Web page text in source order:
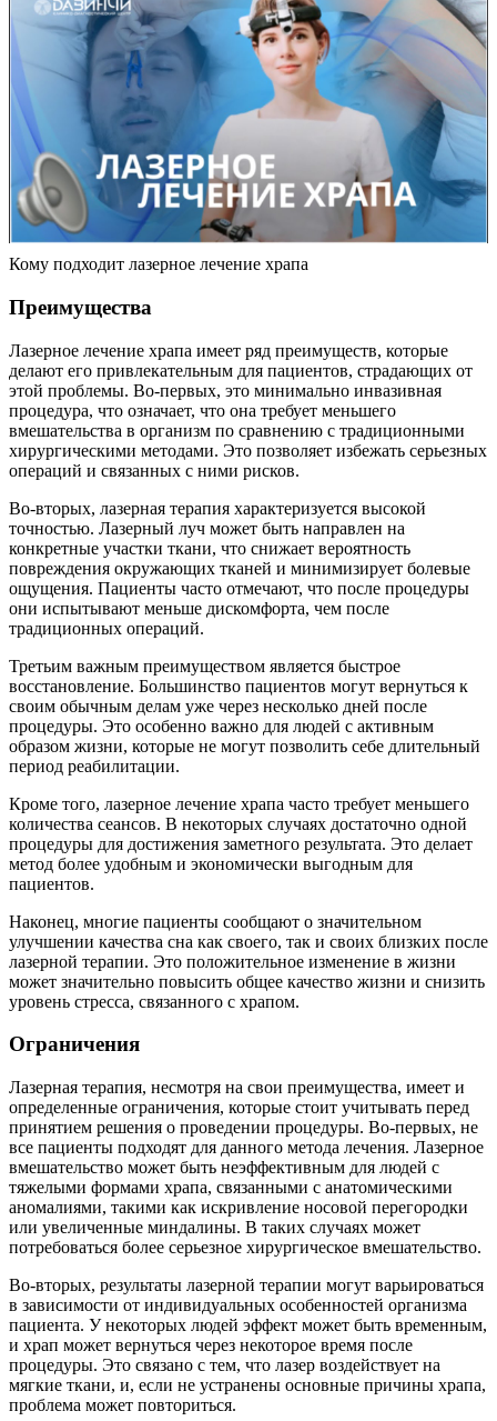
Кому подходит лазерное лечение храпа
Преимущества
Лазерное лечение храпа имеет ряд преимуществ, которые
делают его привлекательным для пациентов, страдающих от
этой проблемы. Во-первых, это минимально инвазивная
процедура, что означает, что она требует меньшего
вмешательства в организм по сравнению с традиционными
хирургическими методами. Это позволяет избежать серьезных
операций и связанных с ними рисков.
Во-вторых, лазерная терапия характеризуется высокой
точностью. Лазерный луч может быть направлен на
конкретные участки ткани, что снижает вероятность
повреждения окружающих тканей и минимизирует болевые
ощущения. Пациенты часто отмечают, что после процедуры
они испытывают меньше дискомфорта, чем после
традиционных операций.
Третьим важным преимуществом является быстрое
восстановление. Большинство пациентов могут вернуться к
своим обычным делам уже через несколько дней после
процедуры. Это особенно важно для людей с активным
образом жизни, которые не могут позволить себе длительный
период реабилитации.
Кроме того, лазерное лечение храпа часто требует меньшего
количества сеансов. В некоторых случаях достаточно одной
процедуры для достижения заметного результата. Это делает
метод более удобным и экономически выгодным для
пациентов.
Наконец, многие пациенты сообщают о значительном
улучшении качества сна как своего, так и своих близких после
лазерной терапии. Это положительное изменение в жизни
может значительно повысить общее качество жизни и снизить
уровень стресса, связанного с храпом.
Ограничения
Лазерная терапия, несмотря на свои преимущества, имеет и
определенные ограничения, которые стоит учитывать перед
принятием решения о проведении процедуры. Во-первых, не
все пациенты подходят для данного метода лечения. Лазерное
вмешательство может быть неэффективным для людей с
тяжелыми формами храпа, связанными с анатомическими
аномалиями, такими как искривление носовой перегородки
или увеличенные миндалины. В таких случаях может
потребоваться более серьезное хирургическое вмешательство.
Во-вторых, результаты лазерной терапии могут варьироваться
в зависимости от индивидуальных особенностей организма
пациента. У некоторых людей эффект может быть временным,
и храп может вернуться через некоторое время после
процедуры. Это связано с тем, что лазер воздействует на
мягкие ткани, и, если не устранены основные причины храпа,
проблема может повториться.